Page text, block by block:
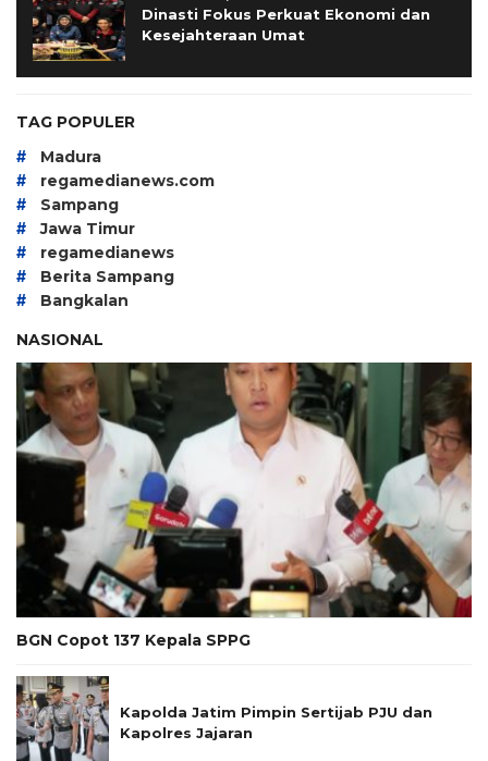
Dinasti Fokus Perkuat Ekonomi dan
Kesejahteraan Umat
TAG POPULER
# Madura
# regamedianews.com
# Sampang
# Jawa Timur
# regamedianews
# Berita Sampang
#
Bangkalan
NASIONAL
BGN Copot 137 Kepala SPPG
Kapolda Jatim Pimpin Sertijab PJU dan
Kapolres Jajaran